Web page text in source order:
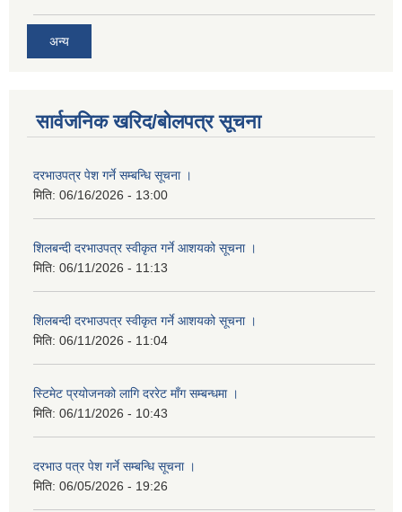
अन्य
सार्वजनिक खरिद/बोलपत्र सूचना
दरभाउपत्र पेश गर्ने सम्बन्धि सूचना ।
मिति: 06/16/2026 - 13:00
शिलबन्दी दरभाउपत्र स्वीकृत गर्ने आशयको सूचना ।
मिति: 06/11/2026 - 11:13
शिलबन्दी दरभाउपत्र स्वीकृत गर्ने आशयको सूचना ।
मिति: 06/11/2026 - 11:04
स्टिमेट प्रयोजनको लागि दररेट माँग सम्बन्धमा ।
मिति: 06/11/2026 - 10:43
दरभाउ पत्र पेश गर्ने सम्बन्धि सूचना ।
मिति: 06/05/2026 - 19:26